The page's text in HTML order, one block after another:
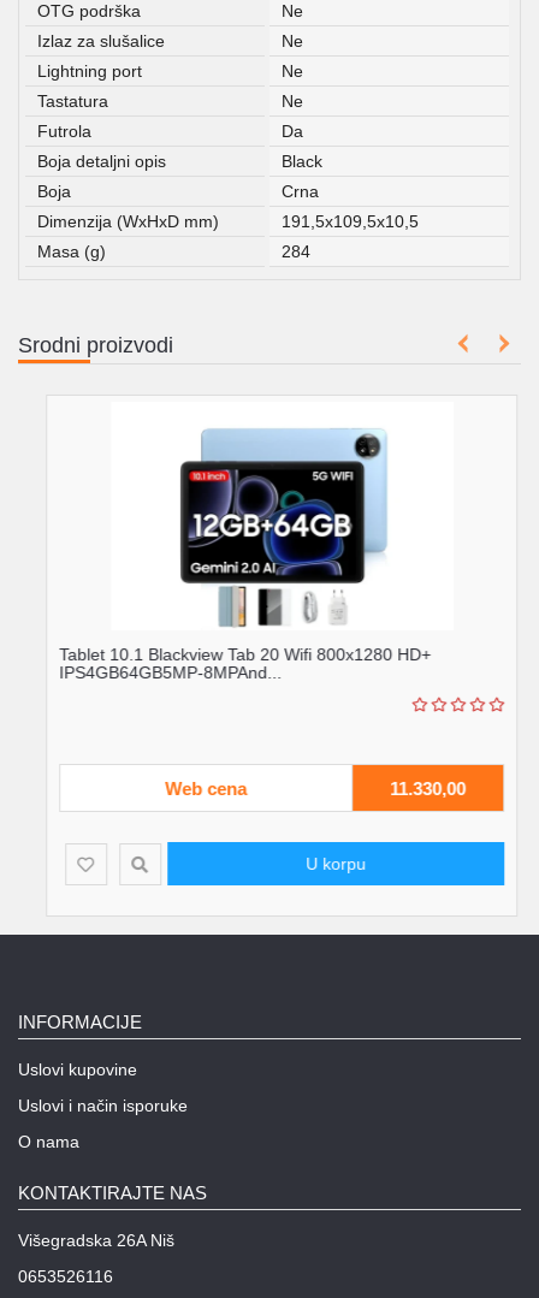
OTG podrška
Ne
Izlaz za slušalice
Ne
Lightning port
Ne
Tastatura
Ne
Futrola
Da
Boja detaljni opis
Black
Boja
Crna
Dimenzija (WxHxD mm)
191,5x109,5x10,5
Masa (g)
284
Srodni proizvodi
Tablet 10.1 Blackview Tab 20 Wifi 800x1280 HD+
IPS4GB64GB5MP-8MPAnd...
Web cena 11.330,00
U korpu
INFORMACIJE
Uslovi kupovine
Uslovi i način isporuke
O nama
KONTAKTIRAJTE NAS
Višegradska 26A Niš
0653526116